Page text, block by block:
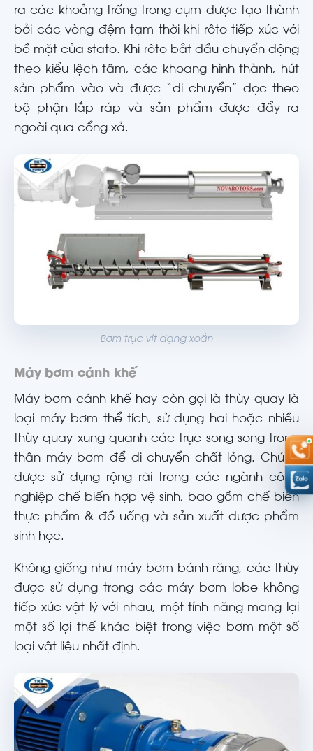
ra các khoảng trống trong cụm được tạo thành
bởi các vòng đệm tạm thời khi rôto tiếp xúc với
bề mặt của stato. Khi rôto bắt đầu chuyển động
theo kiểu lệch tâm, các khoang hình thành, hút
sản phẩm vào và được “di chuyển” dọc theo
bộ phận lắp ráp và sản phẩm được đẩy ra
ngoài qua cổng xả.
Bơm trục vít dạng xoắn
Máy bơm cánh khế
Máy bơm cánh khế hay còn gọi là thùy quay là
loại máy bơm thể tích, sử dụng hai hoặc nhiều
thùy quay xung quanh các trục song song trong
thân máy bơm để di chuyển chất lỏng. Chúng
được sử dụng rộng rãi trong các ngành công
nghiệp chế biến hợp vệ sinh, bao gồm chế biến
thực phẩm & đồ uống và sản xuất dược phẩm
sinh học.
Không giống như máy bơm bánh răng, các thùy
được sử dụng trong các máy bơm lobe không
tiếp xúc vật lý với nhau, một tính năng mang lại
một số lợi thế khác biệt trong việc bơm một số
loại vật liệu nhất định.